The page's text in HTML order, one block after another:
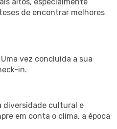
de encontrar melhores
vez concluída a sua
in.
diversidade cultural e
em conta o clima, a época